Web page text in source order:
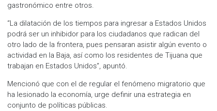
gastronómico entre otros.
“La dilatación de los tiempos para ingresar a Estados Unidos
podrá ser un inhibidor para los ciudadanos que radican del
otro lado de la frontera, pues pensaran asistir algún evento o
actividad en la Baja, así como los residentes de Tijuana que
trabajan en Estados Unidos”, apuntó.
Mencionó que con el de regular el fenómeno migratorio que
ha lesionado la economía, urge definir una estrategia en
conjunto de políticas públicas.